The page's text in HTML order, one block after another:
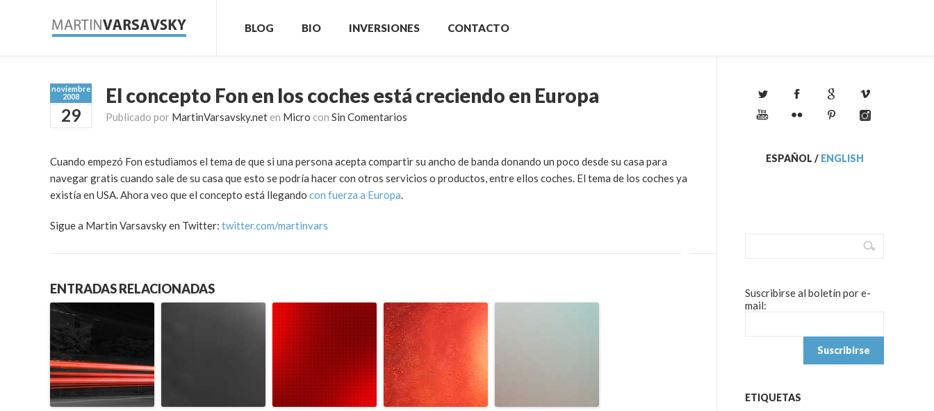
BLOG BIO INVERSIONES CONTACTO
noviembre
2008
29
El concepto Fon en los coches está creciendo en Europa
Publicado por MartinVarsavsky.net en Micro con Sin Comentarios
Cuando empezó Fon estudiamos el tema de que si una persona acepta compartir su ancho de banda donando un poco desde su casa para
navegar gratis cuando sale de su casa que esto se podría hacer con otros servicios o productos, entre ellos coches. El tema de los coches ya
existía en USA. Ahora veo que el concepto está llegando con fuerza a Europa.
Sigue a Martin Varsavsky en Twitter: twitter.com/martinvars
ENTRADAS RELACIONADAS
ESPAÑOL / ENGLISH
Suscribirse al boletín por e-
mail:
ETIQUETAS